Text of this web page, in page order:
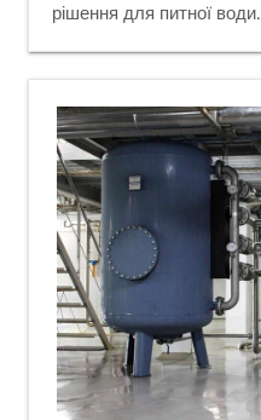
рішення для питної води.